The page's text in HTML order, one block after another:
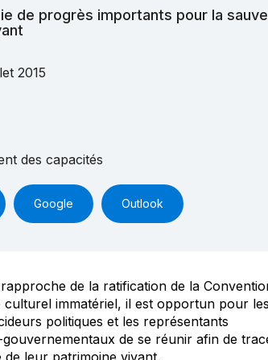
de progrès importants pour la
2015
des capacités
Google Outlook
de la ratification de la
culturel immatériel, il est opportun pour
politiques et les représentants
de se réunir afin de